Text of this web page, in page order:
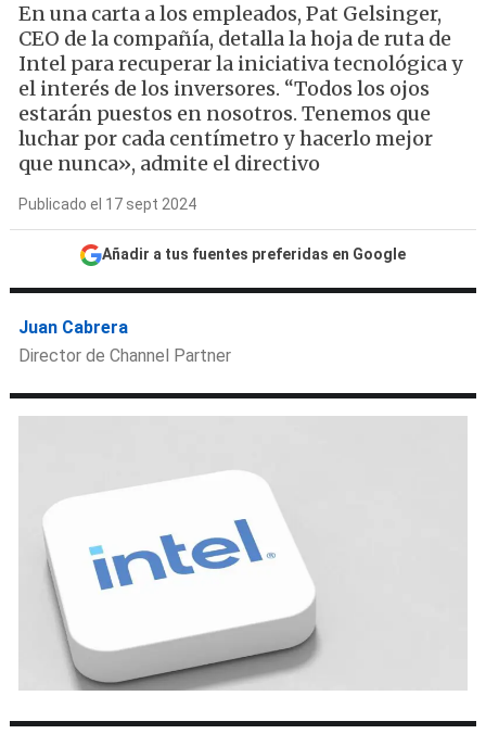
En una carta a los empleados, Pat Gelsinger,
CEO de la compañía, detalla la hoja de ruta de
Intel para recuperar la iniciativa tecnológica y
el interés de los inversores. “Todos los ojos
estarán puestos en nosotros. Tenemos que
luchar por cada centímetro y hacerlo mejor
que nunca», admite el directivo
Publicado el 17 sept 2024
Añadir a tus fuentes preferidas en Google
Juan Cabrera
Director de Channel Partner